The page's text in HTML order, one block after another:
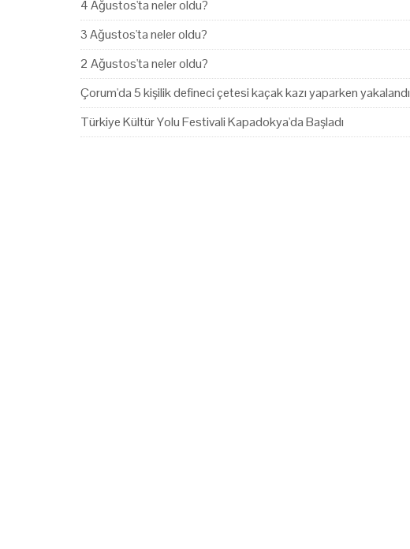
4 Ağustos'ta neler oldu?
3 Ağustos'ta neler oldu?
2 Ağustos'ta neler oldu?
Çorum'da 5 kişilik defineci çetesi kaçak kazı yaparken yakalandı
Türkiye Kültür Yolu Festivali Kapadokya'da Başladı